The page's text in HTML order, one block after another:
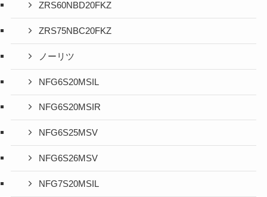
ZRS60NBD20FKZ
ZRS75NBC20FKZ
ノーリツ
NFG6S20MSIL
NFG6S20MSIR
NFG6S25MSV
NFG6S26MSV
NFG7S20MSIL